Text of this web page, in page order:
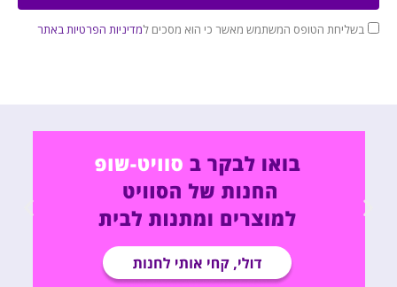
בשליחת הטופס המשתמש מאשר כי הוא מסכים למדיניות הפרטיות באתר